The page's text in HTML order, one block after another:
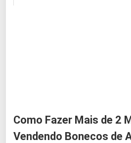
Como Fazer Mais de 2
Vendendo Bonecos de